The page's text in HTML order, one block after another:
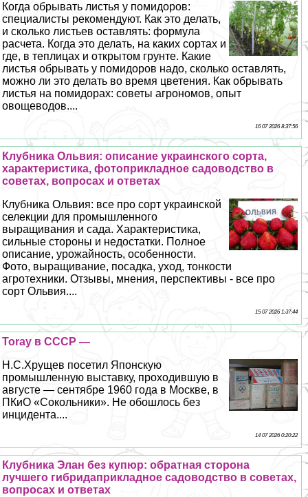
Когда обрывать листья у помидоров:
специалисты рекомендуют. Как это делать,
и сколько листьев оставлять: формула
расчета. Когда это делать, на каких сортах и
где, в теплицах и открытом грунте. Какие
листья обрывать у помидоров надо, сколько оставлять,
можно ли это делать во время цветения. Как обрывать
листья на помидорах: советы агрономов, опыт
овощеводов....
16 07 2026 8:37:56
Клубника Ольвия: описание украинского сорта,
хаpaктеристика, фотоприкладное садоводство в
советах, вопросах и ответах
Клубника Ольвия: все про сорт украинской
селекции для промышленного
выращивания и сада. Хаpaктеристика,
сильные стороны и недостатки. Полное
описание, урожайность, особенности.
Фото, выращивание, посадка, уход, тонкости
агротехники. Отзывы, мнения, перспективы - все про
сорт Ольвия....
15 07 2026 1:37:44
Toray в СССР —
Н.С.Хрущев посетил Японскую
промышленную выставку, проходившую в
августе — сентябре 1960 года в Москве, в
ПКиО «Сокольники». Не обошлось без
инцидента....
14 07 2026 0:20:22
Клубника Элан без купюр: обратная сторона
лучшего гибридаприкладное садоводство в советах,
вопросах и ответах